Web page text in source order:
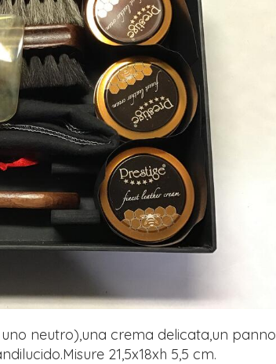
neutro),una crema delicata,un panno
21,5x18xh 5,5 cm.